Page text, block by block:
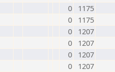
0
1175
0
1175
0
1207
0
1207
0
1207
0
1207